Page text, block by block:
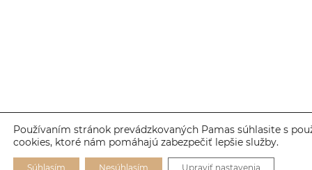
Používaním stránok prevádzkovaných Pamas súhlasite s
cookies, ktoré nám pomáhajú zabezpečiť lepšie služby.
Súhlasím Nesúhlasím Upraviť nastavenia